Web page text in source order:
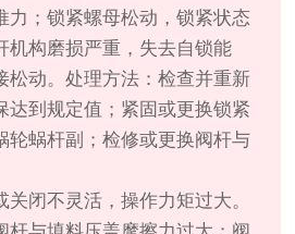
力；锁紧螺母松动，锁紧状态
机构磨损严重，失去自锁能
松动。处理方法：检查并重新
达到规定值；紧固或更换锁紧
轮蜗杆副；检修或更换阀杆与
闭不灵活，操作力矩过大。